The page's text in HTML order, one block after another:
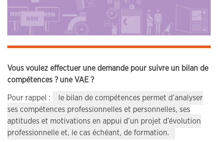
Vous voulez effectuer une demande pour suivre un bilan de
compétences ? une VAE ?
Pour rappel :
le bilan de compétences permet d’analyser
ses compétences professionnelles et personnelles, ses
aptitudes et motivations en appui d’un projet d’évolution
professionnelle et, le cas échéant, de formation.